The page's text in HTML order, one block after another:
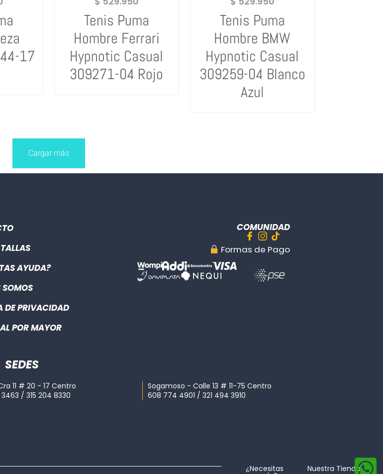
17
Tenis Puma
Hombre Ferrari
Hypnotic Casual
309271-04 Rojo
Tenis Puma
Hombre BMW
Hypnotic Casual
309259-04 Blanco
Azul
Cargar más
AYUDA?
SOMOS
DE PRIVACIDAD
POR MAYOR
COMUNIDAD
︎ Formas de Pago
SEDES
11 # 20 - 17 Centro
/ 315 204 8330
Sogamoso - Calle 13 # 11-75 Centro
608 774 4901 / 321 494 3910
¿Necesitas Nuestra Tienda